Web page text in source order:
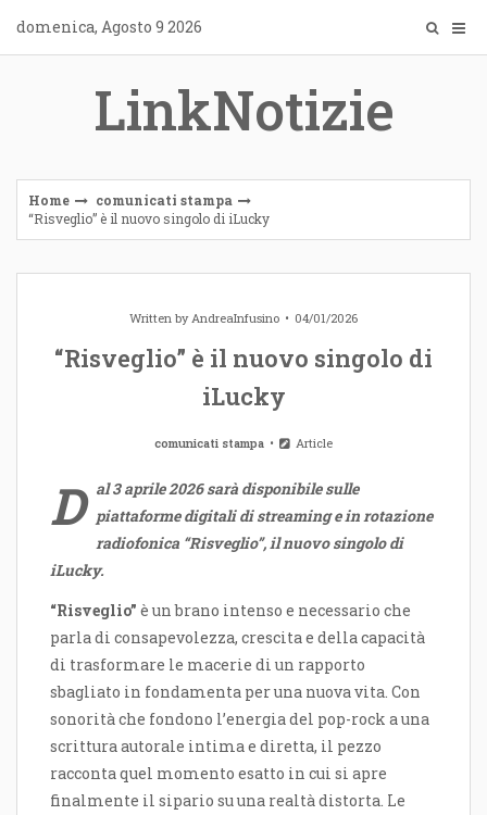
content
domenica, Agosto 9 2026
LinkNotizie
Home
comunicati stampa
“Risveglio” è il nuovo singolo di iLucky
Written byAndreaInfusino 04/01/2026
“Risveglio” è il nuovo singolo di
iLucky
comunicati stampa Article
D al 3 aprile 2026 sarà disponibile sulle
piattaforme digitali di streaming e in rotazione
radiofonica “Risveglio”, il nuovo singolo di
iLucky.
“Risveglio” è un brano intenso e necessario che
parla di consapevolezza, crescita e della capacità
di trasformare le macerie di un rapporto
sbagliato in fondamenta per una nuova vita. Con
sonorità che fondono l’energia del pop-rock a una
scrittura autorale intima e diretta, il pezzo
racconta quel momento esatto in cui si apre
finalmente il sipario su una realtà distorta. Le